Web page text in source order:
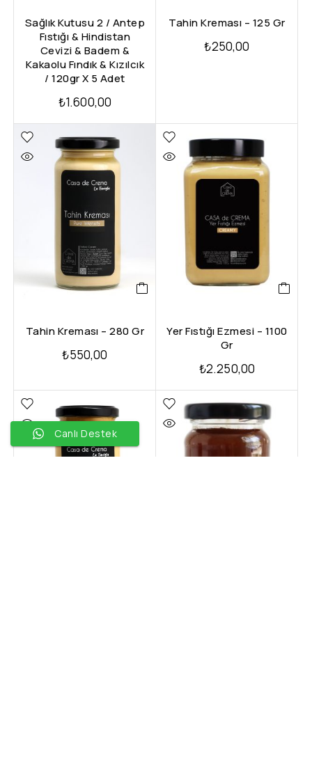
Sağlık Kutusu 2 / Antep
Fıstığı & Hindistan
Cevizi & Badem &
Kakaolu Fındık & Kızılcık
/ 120gr X 5 Adet
₺1.600,00
Tahin Kreması – 125 Gr
₺250,00
Tahin Kreması – 280 Gr
₺550,00
Yer Fıstığı Ezmesi – 1100
Gr
₺2.250,00
Canlı Destek